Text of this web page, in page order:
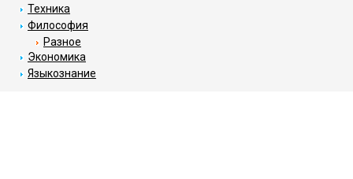
Техника
Философия
Разное
Экономика
Языкознание